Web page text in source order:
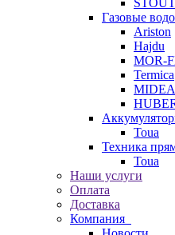
STOUT
Газовые
Ariston
Hajdu
MOR-
Termica
MIDEA
Toua
Техника
Toua
Наши услуги
Оплата
Доставка
Компания